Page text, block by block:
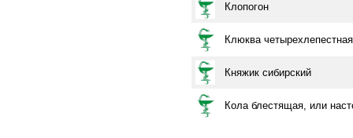
Клопогон
Клюква
Княжик сибирский
Кола блестящая, или